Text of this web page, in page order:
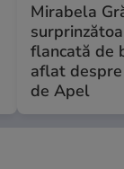
Mirabela
flancată de
aflat
de Apel